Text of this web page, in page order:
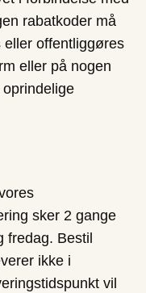
rabatkoder må
eller offentliggøres
eller på nogen
sker 2 gange
fredag. Bestil
ikke i
vil